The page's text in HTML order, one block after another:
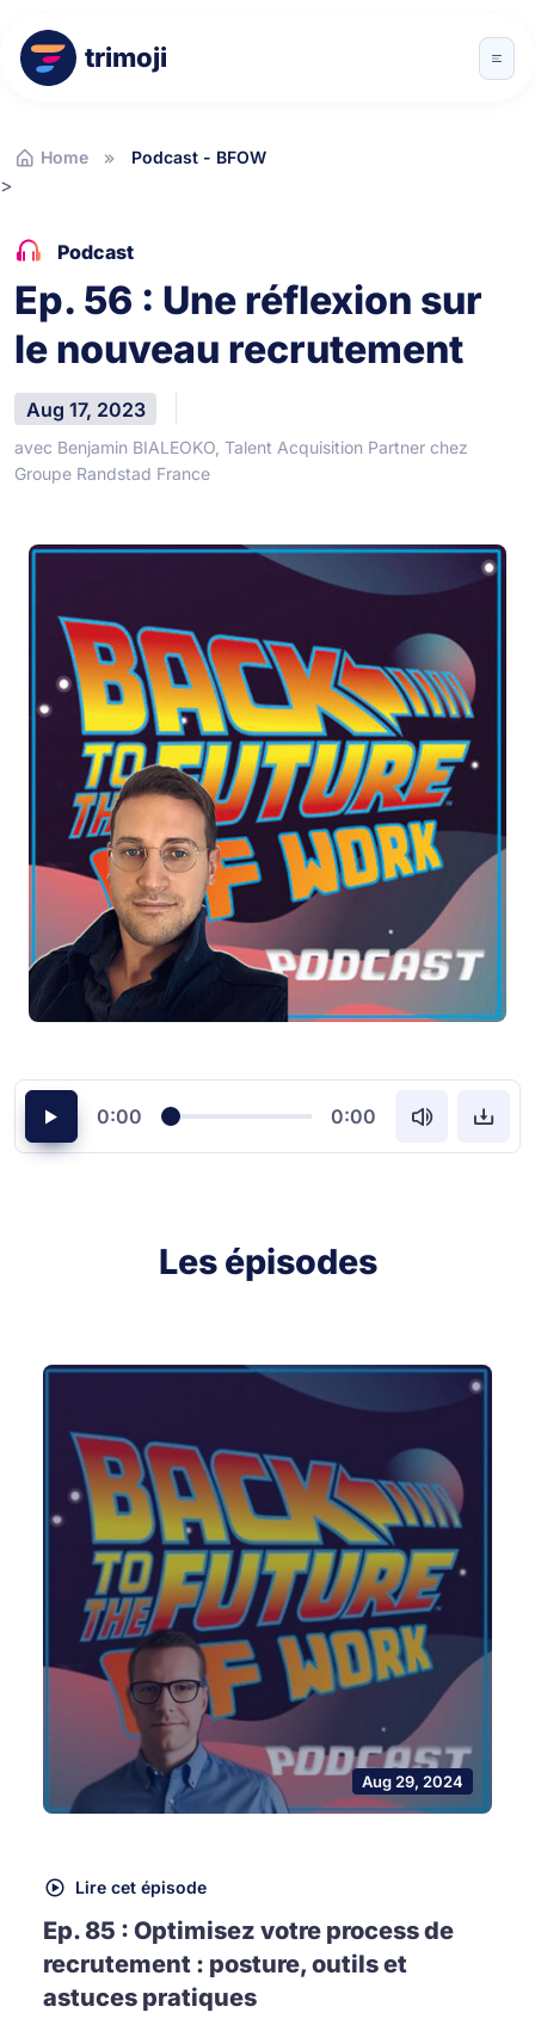
trimoji
Home Podcast - BFOW
>
Podcast
Ep. 56 : Une réflexion sur
le nouveau recrutement
Aug 17, 2023
avec Benjamin BIALEOKO, Talent Acquisition Partner chez
Groupe Randstad France
0:00 0:00
Les épisodes
Aug 29, 2024
Lire cet épisode
Ep. 85 : Optimisez votre process de
recrutement : posture, outils et
astuces pratiques